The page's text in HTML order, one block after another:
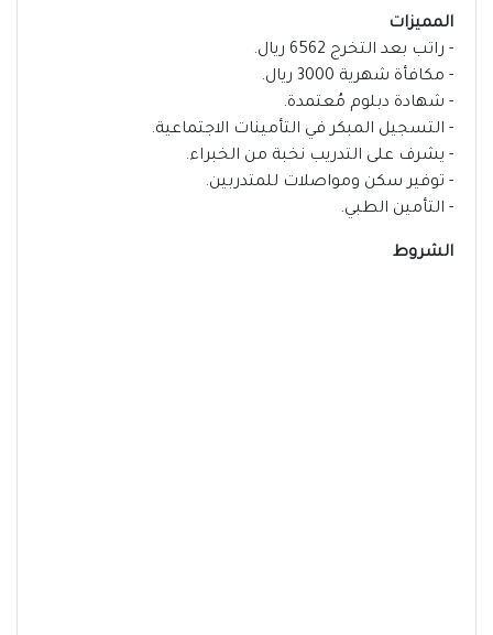
المميزات
- راتب بعد التخرج 6562 ريال.
- مكافأة شهرية 3000 ريال.
- شهادة دبلوم مُعتمدة.
- التسجيل المبكر في التأمينات الاجتماعية.
- يشرف على التدريب نخبة من الخبراء.
- توفير سكن ومواصلات للمتدربين.
- التأمين الطبي.
الشروط